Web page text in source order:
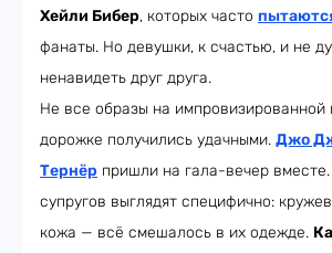
Хейли Бибер, которых часто
фанаты. Но девушки, к счастью, и не
ненавидеть друг друга.
Не все образы на импровизированной
дорожке получились удачными. Джо
Тернёр пришли на гала-вечер
супругов выглядят специфично:
кожа — всё смешалось в их одежде.